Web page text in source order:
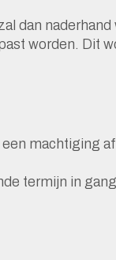
dan naderhand
worden. Dit
machtiging
termijn in